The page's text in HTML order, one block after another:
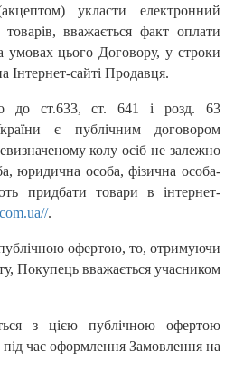
укласти електронний
товарів, вважається факт оплати
цього Договору, у строки
Інтернет-сайті Продавця.
до ст.633, ст. 641 і розд. 63
є публічним договором
колу осіб не залежно
юридична особа, фізична особа-
придбати товари в інтернет-
.
офертою, то, отримуючи
Покупець вважається учасником
з цією публічною офертою
під час оформлення Замовлення на